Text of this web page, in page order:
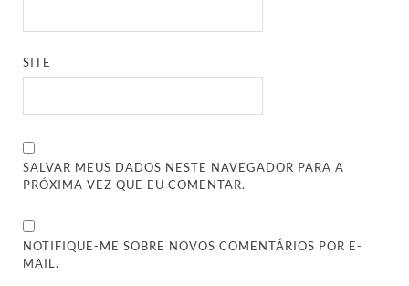
SITE
SALVAR MEUS DADOS NESTE NAVEGADOR PARA A
PRÓXIMA VEZ QUE EU COMENTAR.
NOTIFIQUE-ME SOBRE NOVOS COMENTÁRIOS POR E-
MAIL.